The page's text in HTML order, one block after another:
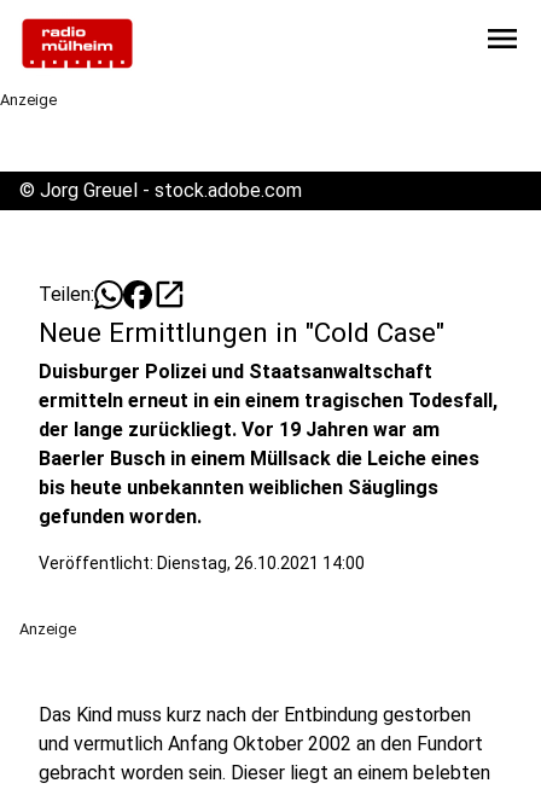
menu
Anzeige
© Jorg Greuel - stock.adobe.com
Teilen: open_in_new
Neue Ermittlungen in "Cold Case"
Duisburger Polizei und Staatsanwaltschaft
ermitteln erneut in ein einem tragischen Todesfall,
der lange zurückliegt. Vor 19 Jahren war am
Baerler Busch in einem Müllsack die Leiche eines
bis heute unbekannten weiblichen Säuglings
gefunden worden.
Veröffentlicht: Dienstag, 26.10.2021 14:00
Anzeige
Das Kind muss kurz nach der Entbindung gestorben
und vermutlich Anfang Oktober 2002 an den Fundort
gebracht worden sein. Dieser liegt an einem belebten